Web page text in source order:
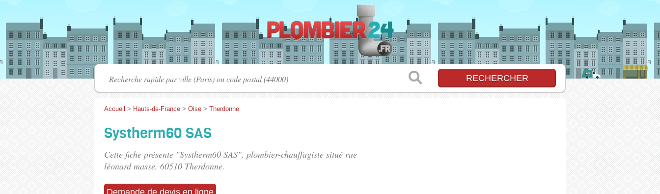
Accueil > Hauts-de-France > Oise > Therdonne
Systherm60 SAS
Cette fiche présente "Systherm60 SAS", plombier-chauffagiste situé rue
léonard masse, 60510 Therdonne.
Demande de devis en ligne